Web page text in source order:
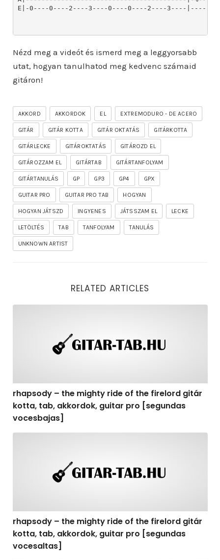
Nézd meg a videót és ismerd meg a leggyorsabb
utat, hogyan tanulhatod meg kedvenc számaid
gitáron!
AKKORD AKKORDOK EL EXTREMODURO - DE ACERO
GITÁR GITÁR KOTTA GITÁR OKTATÁS GITÁRKOTTA
GITÁRLECKE GITÁROKTATÁS GITÁROZD EL
GITÁROZZAM EL GITÁRTAB GITÁRTANFOLYAM
GITÁRTANULÁS GP GP3 GP4 GPX
GUITAR PRO GUITAR PRO TAB HOGYAN
HOGYAN JÁTSZD INGYENES JÁTSSZAM EL LECKE
LETÖLTÉS TAB TANFOLYAM TANULÁS
UNKNOWN ARTIST
RELATED ARTICLES
rhapsody – the mighty ride of the firelord gitár
kotta, tab, akkordok, guitar pro [segundas
vocesbajas]
rhapsody – the mighty ride of the firelord gitár
kotta, tab, akkordok, guitar pro [segundas
vocesaltas]